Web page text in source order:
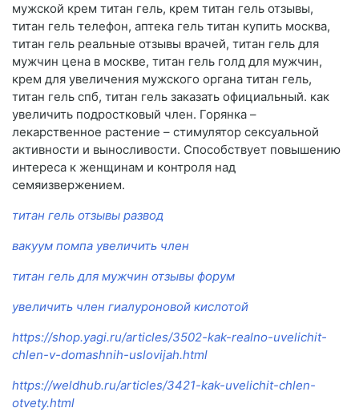
мужской крем титан гель, крем титан гель отзывы,
титан гель телефон, аптека гель титан купить москва,
титан гель реальные отзывы врачей, титан гель для
мужчин цена в москве, титан гель голд для мужчин,
крем для увеличения мужского органа титан гель,
титан гель спб, титан гель заказать официальный. как
увеличить подростковый член. Горянка –
лекарственное растение – стимулятор сексуальной
активности и выносливости. Способствует повышению
интереса к женщинам и контроля над
семяизвержением.
титан гель отзывы развод
вакуум помпа увеличить член
титан гель для мужчин отзывы форум
увеличить член гиалуроновой кислотой
https://shop.yagi.ru/articles/3502-kak-realno-uvelichit-
chlen-v-domashnih-uslovijah.html
https://weldhub.ru/articles/3421-kak-uvelichit-chlen-
otvety.html